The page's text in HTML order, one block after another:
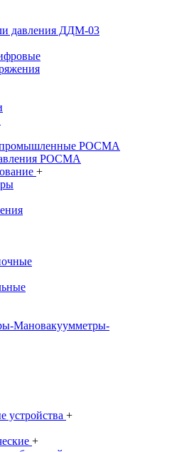
давления ДДМ-03
РОСМА
РОСМА
+
Мановакуумметры-
устройства +
+